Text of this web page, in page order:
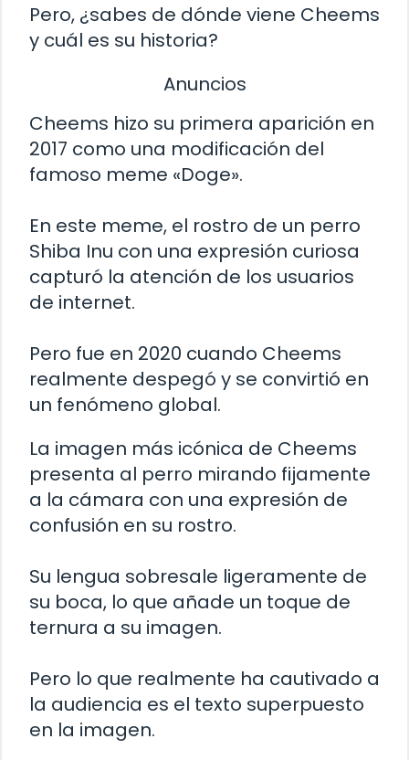
Pero, ¿sabes de dónde viene Cheems
y cuál es su historia?
Anuncios
Cheems hizo su primera aparición en
2017 como una modificación del
famoso meme «Doge».
En este meme, el rostro de un perro
Shiba Inu con una expresión curiosa
capturó la atención de los usuarios
de internet.
Pero fue en 2020 cuando Cheems
realmente despegó y se convirtió en
un fenómeno global.
La imagen más icónica de Cheems
presenta al perro mirando fijamente
a la cámara con una expresión de
confusión en su rostro.
Su lengua sobresale ligeramente de
su boca, lo que añade un toque de
ternura a su imagen.
Pero lo que realmente ha cautivado a
la audiencia es el texto superpuesto
en la imagen.